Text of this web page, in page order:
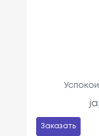
Заказать